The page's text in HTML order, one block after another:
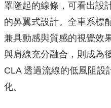
罩隆起的線條，可看出設
的鼻翼式設計。全車系標
兼具動感與質感的視覺效
與肩線充分融合，則成為
CLA 透過流線的低風阻設
化。